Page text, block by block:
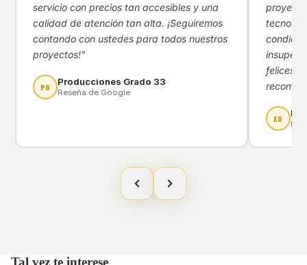
servicio con precios tan accesibles y una
calidad de atención tan alta. ¡Seguiremos
contando con ustedes para todos nuestros
proyectos!"
PG Producciones Grado 33
Reseña de Google
felices
EG
Tal vez te interese